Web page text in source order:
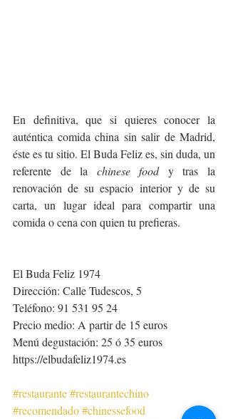
En definitiva, que si quieres conocer la
auténtica comida china sin salir de Madrid,
éste es tu sitio. El Buda Feliz es, sin duda, un
referente de la chinese food y tras la
renovación de su espacio interior y de su
carta, un lugar ideal para compartir una
comida o cena con quien tu prefieras.
El Buda Feliz 1974
Dirección: Calle Tudescos, 5
Teléfono: 91 531 95 24
Precio medio: A partir de 15 euros
Menú degustación: 25 ó 35 euros
https://elbudafeliz1974.es
#restaurante#restaurantechino
#recomendado#chinessefood